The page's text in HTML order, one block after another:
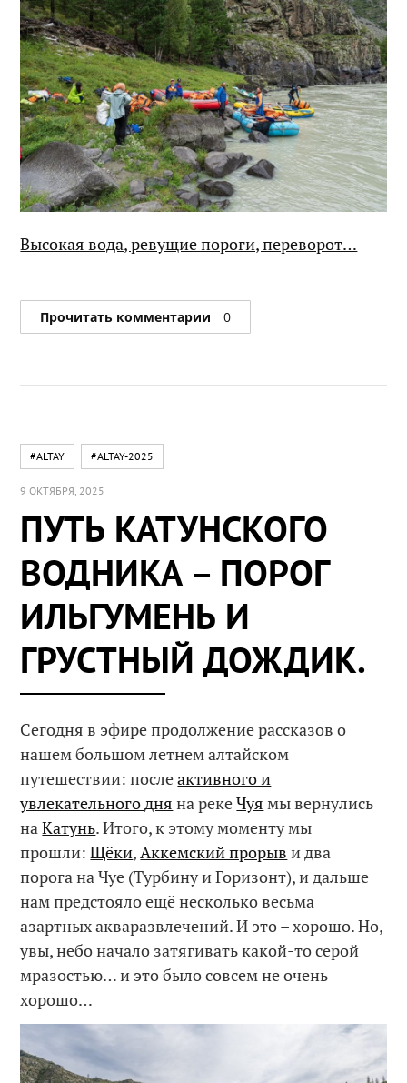
Высокая вода, ревущие пороги, переворот…
Прочитать комментарии 0
#ALTAY #ALTAY-2025
9 ОКТЯБРЯ, 2025
ПУТЬ КАТУНСКОГО
ВОДНИКА – ПОРОГ
ИЛЬГУМЕНЬ И
ГРУСТНЫЙ ДОЖДИК.
Сегодня в эфире продолжение рассказов о
нашем большом летнем алтайском
путешествии: послеактивного и
увлекательного дня на рекеЧуя мы вернулись
наКатунь. Итого, к этому моменту мы
прошли:Щёки,Аккемский прорыв и два
порога на Чуе (Турбину и Горизонт), и дальше
нам предстояло ещё несколько весьма
азартных акваразвлечений. И это – хорошо. Но,
увы, небо начало затягивать какой-то серой
мразостью… и это было совсем не очень
хорошо…